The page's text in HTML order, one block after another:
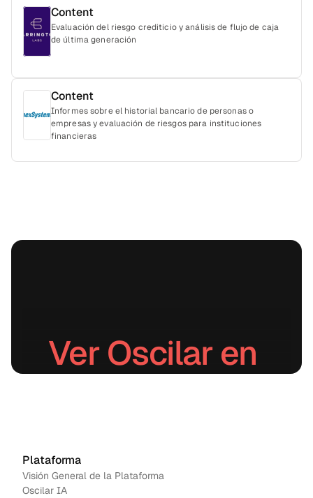
datos alternativos, CRS ofrece soluciones de datos
crediticios adaptables y que cumplen con las normativas,
fáciles de integrar mediante API para empresas de
servicios financieros.
Content
Evaluación del riesgo crediticio y análisis de flujo de caja
de última generación
Content
Informes sobre el historial bancario de personas o
empresas y evaluación de riesgos para instituciones
financieras
Ver Oscilar en
Plataforma
Visión General de la Plataforma
Oscilar IA